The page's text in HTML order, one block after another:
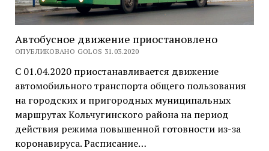
Автобусное движение приостановлено
ОПУБЛИКОВАНО GOLOS 31.03.2020
С 01.04.2020 приостанавливается движение
автомобильного транспорта общего пользования
на городских и пригородных муниципальных
маршрутах Кольчугинского района на период
действия режима повышенной готовности из-за
коронавируса. Расписание…